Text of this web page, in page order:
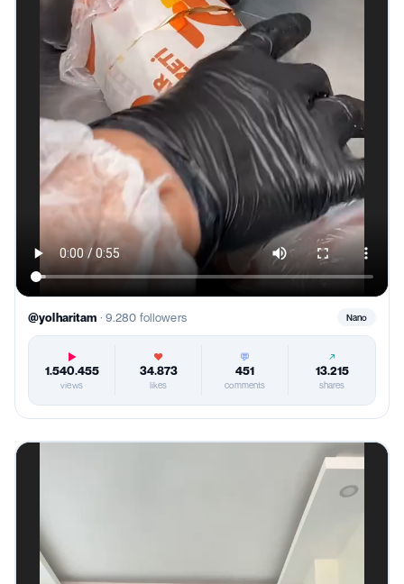
@yolharitam · 9.280 followers Nano
▶
1.540.455
views
♥
34.873
likes
💬
451
comments
↗
13.215
shares